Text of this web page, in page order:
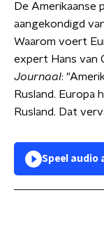
De Amerikaanse
aangekondigd
Waarom voert
expert Hans van
Journaal:
Rusland. Europa
Rusland. Dat
Speel audio